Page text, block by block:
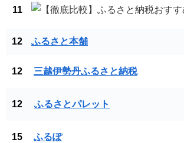
11
12 ふるさと本舗
12 三越伊勢丹ふるさと納税
12 ふるさとパレット
15 ふるぽ